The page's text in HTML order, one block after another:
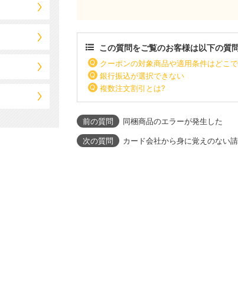
この質問をご覧のお客様は以下の質
クーポンの対象商品や適用条件はどこ
銀行振込が選択できない
複数注文割引とは?
同梱商品のエラーが発生した
カード会社から身に覚えのない